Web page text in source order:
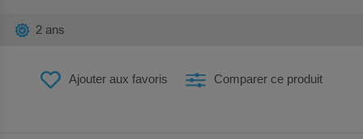
Ajouter aux favoris Comparer ce produit
2 ans